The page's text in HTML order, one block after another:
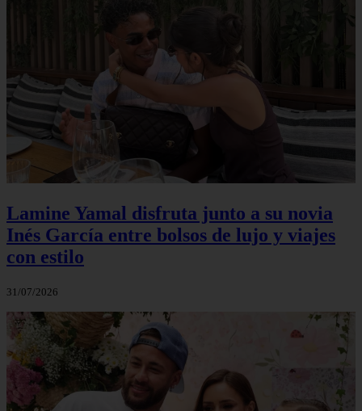
Lamine Yamal disfruta junto a su novia
Inés García entre bolsos de lujo y viajes
con estilo
31/07/2026